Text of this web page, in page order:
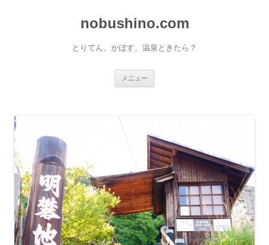
nobushino.com
とりてん、かぼす、温泉ときたら？
メニュー